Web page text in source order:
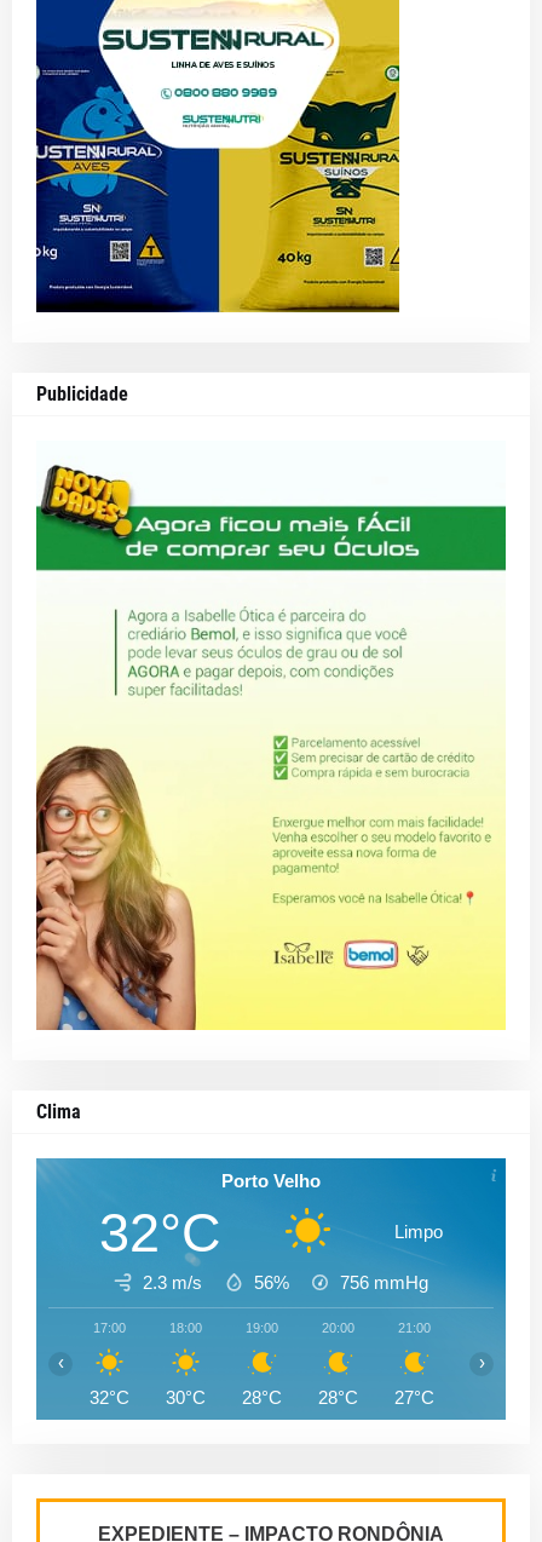
Publicidade
Clima
Porto Velho
32°C Limpo
2.3 m/s 56% 756 mmHg
17:00
32°C
18:00
30°C
19:00
28°C
20:00
28°C
21:00
27°C
‹ ›
EXPEDIENTE – IMPACTO RONDÔNIA